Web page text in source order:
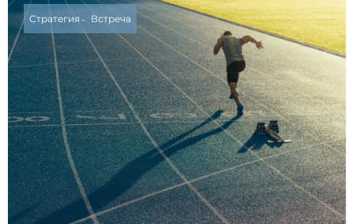
Стратегия Встреча